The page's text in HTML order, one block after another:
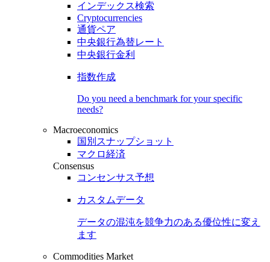
インデックス検索
Cryptocurrencies
通貨ペア
中央銀行為替レート
中央銀行金利
指数作成
Do you need a benchmark for your specific
needs?
Macroeconomics
国別スナップショット
マクロ経済
Consensus
コンセンサス予想
カスタムデータ
データの混沌を競争力のある優位性に変え
ます
Commodities Market